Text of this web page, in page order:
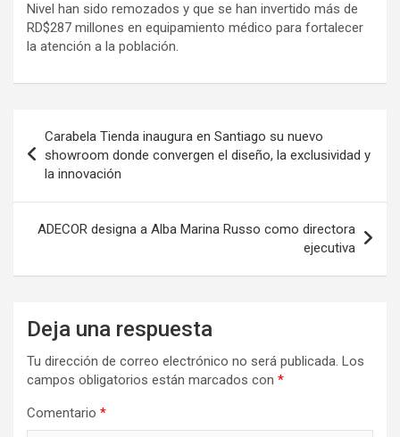
Nivel han sido remozados y que se han invertido más de
RD$287 millones en equipamiento médico para fortalecer
la atención a la población.
de
entradas
Carabela Tienda inaugura en Santiago su nuevo
showroom donde convergen el diseño, la exclusividad y
la innovación
ADECOR designa a Alba Marina Russo como directora
ejecutiva
Deja una respuesta
Tu dirección de correo electrónico no será publicada. Los
campos obligatorios están marcados con *
Comentario *